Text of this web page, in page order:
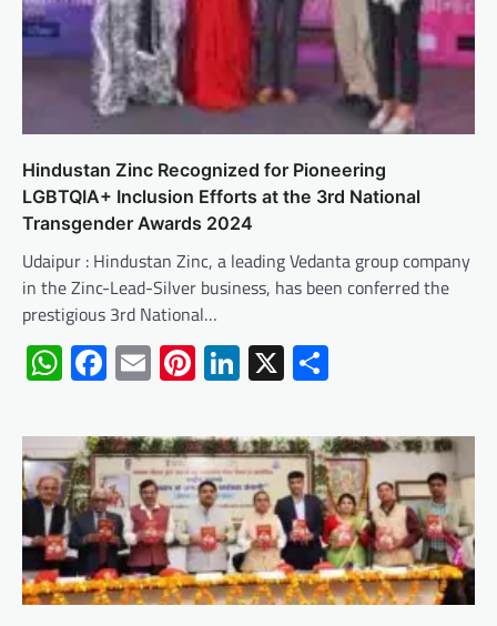
Hindustan Zinc Recognized for Pioneering
LGBTQIA+ Inclusion Efforts at the 3rd National
Transgender Awards 2024
Udaipur : Hindustan Zinc, a leading Vedanta group company
in the Zinc-Lead-Silver business, has been conferred the
prestigious 3rd National…
WhatsApp
Facebook
EmailPinterest
LinkedIn
X